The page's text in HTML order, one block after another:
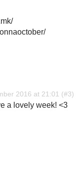
2016 at 21:01
a lovely week! <3